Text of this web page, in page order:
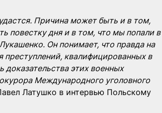
Причина может быть и в том,
повестку дня и в том, что мы попали в
Он понимает, что правда на
квалифицированных в
этих военных
Международного уголовного
Латушко в интервью Польскому